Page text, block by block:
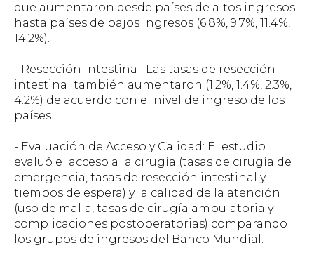
que aumentaron desde países de altos ingresos
hasta países de bajos ingresos (6.8%, 9.7%, 11.4%,
14.2%).
- Resección Intestinal: Las tasas de resección
intestinal también aumentaron (1.2%, 1.4%, 2.3%,
4.2%) de acuerdo con el nivel de ingreso de los
países.
- Evaluación de Acceso y Calidad: El estudio
evaluó el acceso a la cirugía (tasas de cirugía de
emergencia, tasas de resección intestinal y
tiempos de espera) y la calidad de la atención
(uso de malla, tasas de cirugía ambulatoria y
complicaciones postoperatorias) comparando
los grupos de ingresos del Banco Mundial.